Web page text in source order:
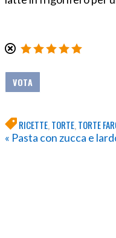
RICETTE TORTE TORTE
« Pasta con zucca e